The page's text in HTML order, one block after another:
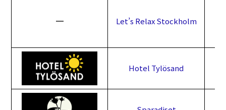
━ Let’s Relax Stockholm
Hotel Tylösand